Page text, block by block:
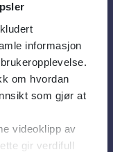
informasjon
om hvordan
som gjør at
videoklipp av
gir verdifull